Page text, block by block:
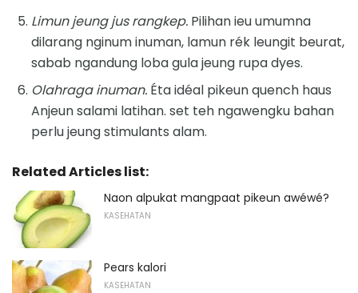
Limun jeung jus rangkep. Pilihan ieu umumna
dilarang nginum inuman, lamun rék leungit beurat,
sabab ngandung loba gula jeung rupa dyes.
Olahraga inuman. Éta idéal pikeun quench haus
Anjeun salami latihan. set teh ngawengku bahan
perlu jeung stimulants alam.
Related Articles list:
Naon alpukat mangpaat pikeun awéwé?
KASEHATAN
Pears kalori
KASEHATAN